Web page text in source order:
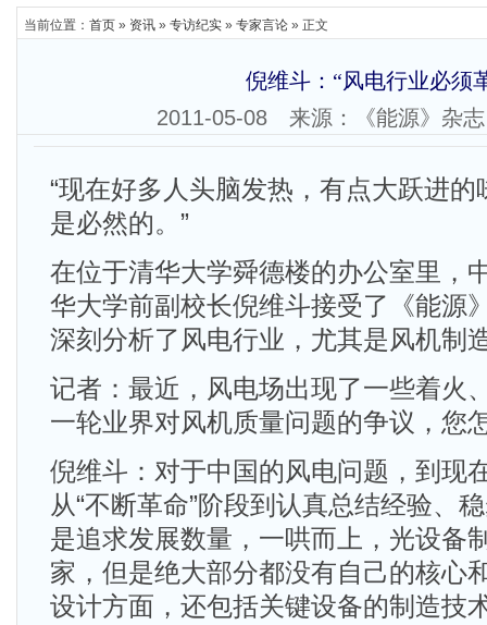
当前位置： 首页 » 资讯 » 专访纪实 » 专家言论 » 正文
倪维斗：“风电行业必须
2011-05-08 来源：《能源》杂
“现在好多人头脑发热，有点大跃进
是必然的。”
在位于清华大学舜德楼的办公室里，
华大学前副校长倪维斗接受了《能源
深刻分析了风电行业，尤其是风机制
记者：最近，风电场出现了一些着火
一轮业界对风机质量问题的争议，您
倪维斗：对于中国的风电问题，到现
从“不断革命”阶段到认真总结经验、
是追求发展数量，一哄而上，光设备
家，但是绝大部分都没有自己的核心
设计方面，还包括关键设备的制造技